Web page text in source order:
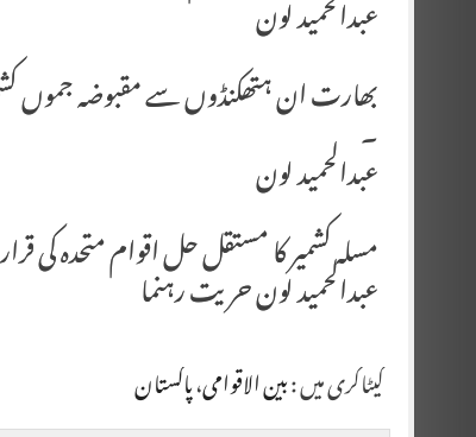
عبدالحمید لون
بھارت ان ہتھکنڈوں سے مقبوضہ جموں
۔
عبدالحمید لون
مسلہ کشمیر کا مستقل حل اقوام متحدہ کی
عبدالحمید لون حریت رہنما
کیٹاگری میں :بین الاقوامی،پاکستان